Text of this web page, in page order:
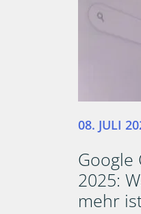
08. JULI
Google
2025:
mehr